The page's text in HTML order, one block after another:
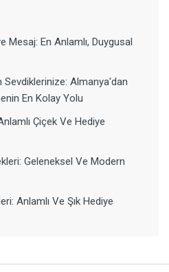
Mesaj: En Anlamlı, Duygusal
Almanya'dan
En Kolay Yolu
Çiçek Ve Hediye
Geleneksel Ve Modern
Anlamlı Ve Şık Hediye